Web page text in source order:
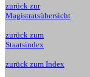
zurück zur
Magistratsübersicht
zurück zum
Staatsindex
zurück zum Index